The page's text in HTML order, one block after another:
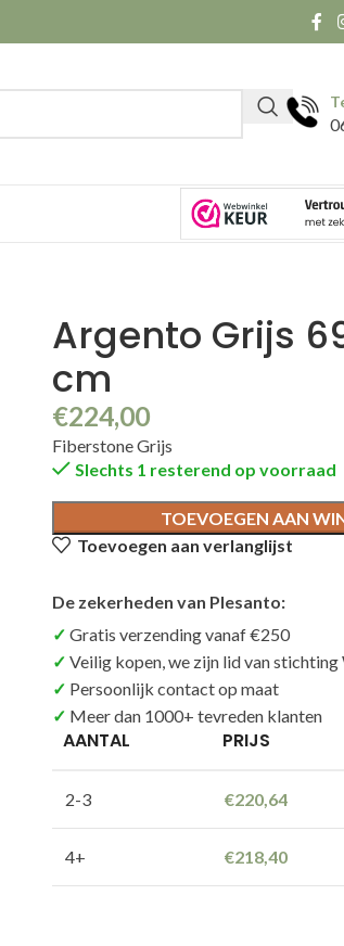
Argento Grijs
cm
€224,00
Fiberstone Grijs
Slechts 1 resterend op voorraad
TOEVOEGEN AAN
Toevoegen aan verlanglijst
De zekerheden van Plesanto:
Gratis verzending vanaf €250
Veilig kopen, we zijn lid van
Persoonlijk contact op maat
Meer dan 1000+ tevreden klanten
AANTAL PRIJS
2-3 €220,64
4+ €218,40